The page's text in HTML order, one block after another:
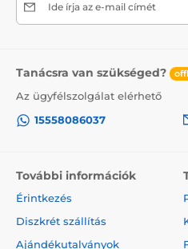
Ide írja az e-mail címét
Tanácsra van szükséged?
Az ügyfélszolgálat elérhető
15558086037
További információk
Érintkezés
Diszkrét szállítás
Ajándékutalványok